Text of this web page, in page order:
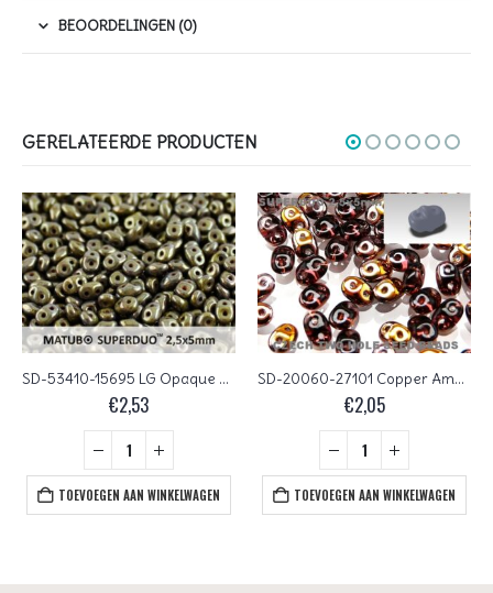
BEOORDELINGEN (0)
GERELATEERDE PRODUCTEN
SD-53410-15695 LG Opaque Olivine Bronze Lumi Matubo SuperDuo 10 gram
€2,53
TOEVOEGEN AAN WINKELWAGEN
SD-20060-27101 Copper Amethyst Matubo SuperDuo 10 gram
€2,05
TOEVOEGEN AAN WINKELWAGEN